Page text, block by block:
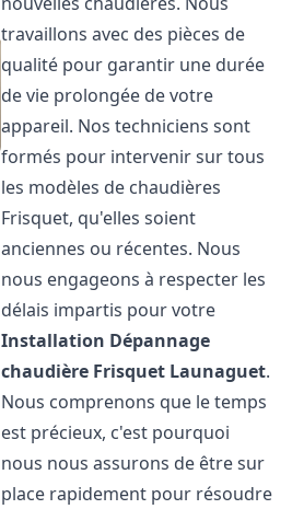
travaillons avec des pièces de
qualité pour garantir une durée
de vie prolongée de votre
appareil. Nos techniciens sont
formés pour intervenir sur tous
les modèles de chaudières
Frisquet, qu'elles soient
anciennes ou récentes. Nous
nous engageons à respecter les
délais impartis pour votre
Installation Dépannage
chaudière Frisquet Launaguet.
Nous comprenons que le temps
est précieux, c'est pourquoi
nous nous assurons de être sur
place rapidement pour résoudre